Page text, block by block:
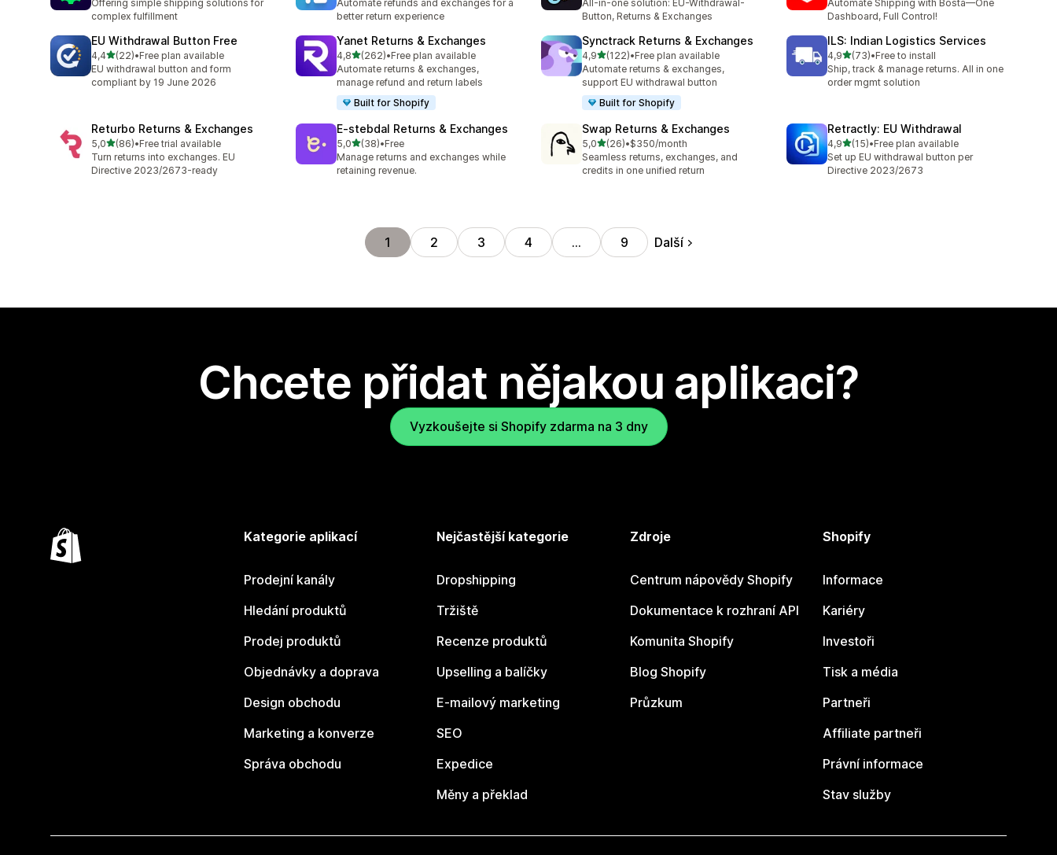
Offering simple shipping solutions for
complex fulfillment
Automate refunds and exchanges for a
better return experience
All-in-one solution: EU-Withdrawal-
Button, Returns & Exchanges
Automate Shipping with Bosta—One
Dashboard, Full Control!
EU Withdrawal Button Free
4,4z 5 hvězd
(22)
Celkový počet recenzí: 22
•Free plan available
EU withdrawal button and form
compliant by 19 June 2026
Yanet Returns & Exchanges
4,8z 5 hvězd
(262)
Celkový počet recenzí: 262
•Free plan available
Automate returns & exchanges,
manage refund and return labels
Built for Shopify
Synctrack Returns & Exchanges
4,9z 5 hvězd
(122)
Celkový počet recenzí: 122
•Free plan available
Automate returns & exchanges,
support EU withdrawal button
Built for Shopify
ILS: Indian Logistics Services
4,9z 5 hvězd
(73)
Celkový počet recenzí: 73
•Free to install
Ship, track & manage returns. All in one
order mgmt solution
Returbo Returns & Exchanges
5,0z 5 hvězd
(86)
Celkový počet recenzí: 86
•Free trial available
Turn returns into exchanges. EU
Directive 2023/2673-ready
E‑stebdal Returns & Exchanges
5,0z 5 hvězd
(38)
Celkový počet recenzí: 38
•Free
Manage returns and exchanges while
retaining revenue.
Swap Returns & Exchanges
5,0z 5 hvězd
(26)
Celkový počet recenzí: 26
•$350/month
Seamless returns, exchanges, and
credits in one unified return
Retractly: EU Withdrawal
4,9z 5 hvězd
(15)
Celkový počet recenzí: 15
•Free plan available
Set up EU withdrawal button per
Directive 2023/2673
1 2 3 4 … 9 Další
Chcete přidat nějakou aplikaci?
Vyzkoušejte si Shopify zdarma na 3 dny
Kategorie aplikací
Prodejní kanály
Hledání produktů
Prodej produktů
Objednávky a doprava
Design obchodu
Marketing a konverze
Správa obchodu
Nejčastější kategorie
Dropshipping
Tržiště
Recenze produktů
Upselling a balíčky
E-mailový marketing
SEO
Expedice
Měny a překlad
Zdroje
Centrum nápovědy Shopify
Dokumentace k rozhraní API
Komunita Shopify
Blog Shopify
Průzkum
Shopify
Informace
Kariéry
Investoři
Tisk a média
Partneři
Affiliate partneři
Právní informace
Stav služby